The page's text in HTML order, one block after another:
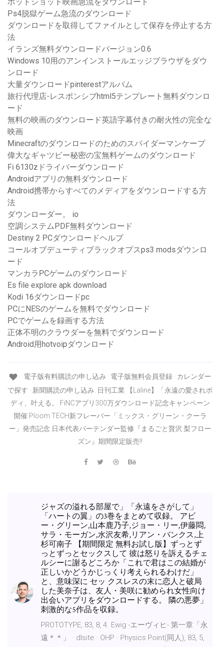
ホットショット映画急流をダウンロード
Ps4脱獄ゲーム急流のダウンロード
ダウンロードを取得してファイルとして保存を停止する方
法
イランズ無料ダウンロードバージョン0.6
Windows 10用のアンインストールエッジブラウザをダウ
ンロード
大量ダウンロードpinterestアルバム
旅行代理店-レスポンシブhtml5テンプレート無料ダウンロ
ード
無料の映画のダウンロード英語字幕付きの耐火性の完全な
映画
Minecraftのダウンロードのためのスパイダーマンケープ
偉大なギャツビー秘密の宝無料ゲームのダウンロード
Fi 6130zドライバーダウンロード
Androidアプリの無料ダウンロード
Android携帯からすべてのメディアをダウンロードする方
法
ダウンローダー。 io
空調システムPDF無料ダウンロード
Destiny 2 PCダウンロードヘルプ
コールオブデューティブラックオプスps3 modsダウンロ
ード
マンカラPCゲームのダウンロード
Es file explore apk download
Kodi 16ダウンロードpc
PCにNESのゲームを無料でダウンロード
PCでゲームを録画する方法
正体不明のクラウダーを無料でダウンロード
Android用hotvoipダウンロード
電子版有料購読の申し込み · 電子版無料会員登録 · カレンダー
で探す · 新聞購読の申し込み. 日刊工業 【Laline】「永遠の愛されボ
ディ、叶える。 FiNCアプリ300万ダウンロード記念キャンペーン
開催 Ploom TECH新フレーバー「ミックス・グリーン・クーラ
ー」発売記念 日本代表バーテンダー監修『まるごと贅沢 梨フロー
ズン』期間限定販売!!
ジャズの溢れる部屋で」「永遠をさがして」
「ハートの翼」の3巻をまとめて収録。 アビ
ー・グリーン,山本鹿乃子,ジョー・リー,伊藤悶,
サラ・モーガン,水沢友希,リアン・バンクス,上
杉可南子 【期間限定 無料お試し版】ずっとず
っとずっとセックスして 彼は怒りを訴えるチェ
ルシーに謝るどころか「これで君はこの結婚が
正しいかどうかじっくり考えられるわけだ」
と、意味深に セッ クスレスの末に恋人と破局
した美奈子は、友人・美咲に勧められ女性向け
出会いアプリをダウンロードする。 隣の悪夢」
刺激的な5作品を収録。
PROTOTYPE, 83, 8, 4. Ewig -エーヴィヒ- 第一章「永
遠＊＊」 · dlsite · OHP · Physics Point(同人), 83, 5,